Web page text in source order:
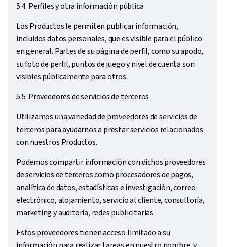
5.4. Perfiles y otra información pública
Los Productos le permiten publicar información,
incluidos datos personales, que es visible para el público
en general. Partes de su página de perfil, como su apodo,
su foto de perfil, puntos de juego y nivel de cuenta son
visibles públicamente para otros.
5.5. Proveedores de servicios de terceros
Utilizamos una variedad de proveedores de servicios de
terceros para ayudarnos a prestar servicios relacionados
con nuestros Productos.
Podemos compartir información con dichos proveedores
de servicios de terceros como procesadores de pagos,
analítica de datos, estadísticas e investigación, correo
electrónico, alojamiento, servicio al cliente, consultoría,
marketing y auditoría, redes publicitarias.
Estos proveedores tienen acceso limitado a su